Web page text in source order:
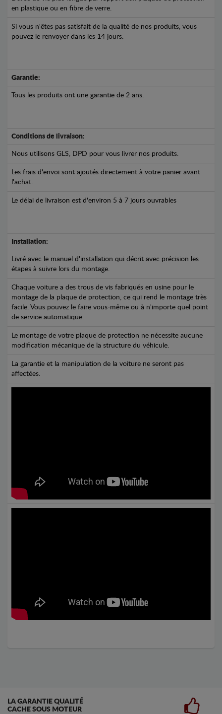
en plastique ou en fibre de verre.
Si vous n'êtes pas satisfait de la qualité de nos produits, vous
pouvez le renvoyer dans les 14 jours.
Garantie:
Tous les produits ont une garantie de 2 ans.
Conditions de livraison:
Nous utilisons GLS, DPD pour vous livrer nos produits.
Les frais d'envoi sont ajoutés directement à votre panier avant
l'achat.
Le délai de livraison est d'environ 5 à 7 jours ouvrables
Installation:
Livré avec le manuel d'installation qui décrit avec précision les
étapes à suivre lors du montage.
Chaque voiture a des trous de vis fabriqués en usine pour le
montage de la plaque de protection, ce qui rend le montage très
facile. Vous pouvez le faire vous-même ou à n'importe quel point
de service automatique.
Le montage de votre plaque de protection ne nécessite aucune
modification mécanique de la structure du véhicule.
La garantie et la manipulation de la voiture ne seront pas
affectées.
LA GARANTIE QUALITÉ
CACHE SOUS MOTEUR